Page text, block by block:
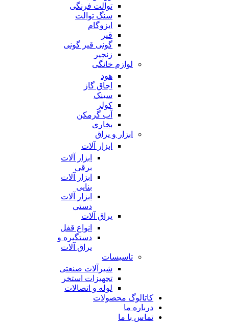
توالت فرنگی
سنگ توالت
ایزوگام
قیر
گونی قیر گونی
زنجیر
لوازم خانگی
هود
اجاق گاز
سینک
کولر
آب گرمکن
بخاری
ابزار و یراق
ابزار آلات
ابزار آلات
برقی
ابزار آلات
بنایی
ابزار آلات
دستی
یراق آلات
انواع قفل
دستگیره و
یراق آلات
تاسیسات
شیرآلات صنعتی
تجهیزات استخر
لوله و اتصالات
کاتالوگ محصولات
درباره ما
تماس با ما